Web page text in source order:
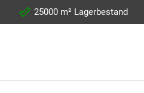
25000 m² Lagerbestand